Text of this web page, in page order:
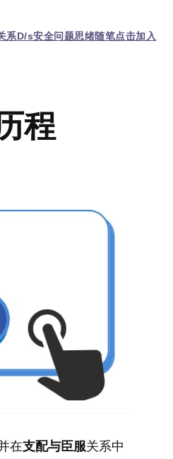
系D/s安全问题思绪随笔点击加入
程
在支配与臣服关系中